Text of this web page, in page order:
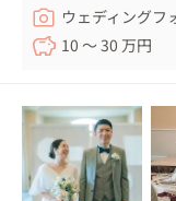
ウェディングフ
10 〜 30 万円